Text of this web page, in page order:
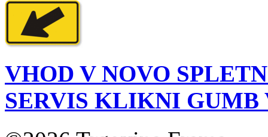
VHOD V NOVO
SERVIS KLIKNI GUMB